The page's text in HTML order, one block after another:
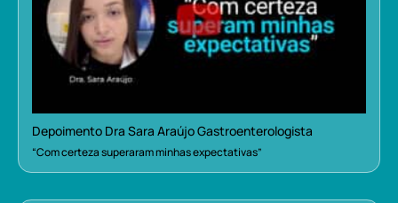
Depoimento Dra Sara Araújo Gastroenterologista
“Com certeza superaram minhas expectativas”